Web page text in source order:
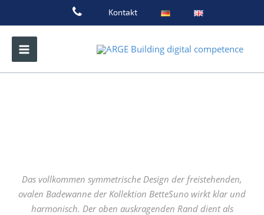
springen
Kontakt
Das vollkommen symmetrische Design der freistehenden,
ovalen Badewanne der Kollektion BetteSuno wirkt klar und
harmonisch. Der oben auskragenden Rand dient als